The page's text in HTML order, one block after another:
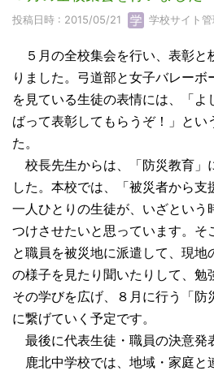
投稿日時 : 2015/05/21 学校サイト
５月の全校集会を行い、表彰と
りました。弓道部と女子バレー
を見ている生徒の表情には、「よ
ばって表彰してもらうぞ！」とい
た。
校長先生からは、「防災教育」
した。本校では、「被災者から支
一人ひとりの生徒が、いざという
つけさせたいと思っています。そ
と職員を被災地に派遣して、現
の様子を見たり聞いたりして、勉
その学びを広げ、８月に行う「防
に繋げていく予定です。
最後に代表生徒・職員の決意発
鹿北中学校では、地域・家庭と